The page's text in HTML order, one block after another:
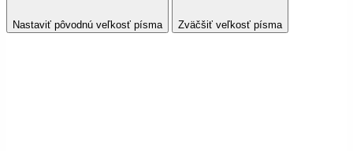
Nastaviť pôvodnú veľkosť písma Zväčšiť veľkosť písma